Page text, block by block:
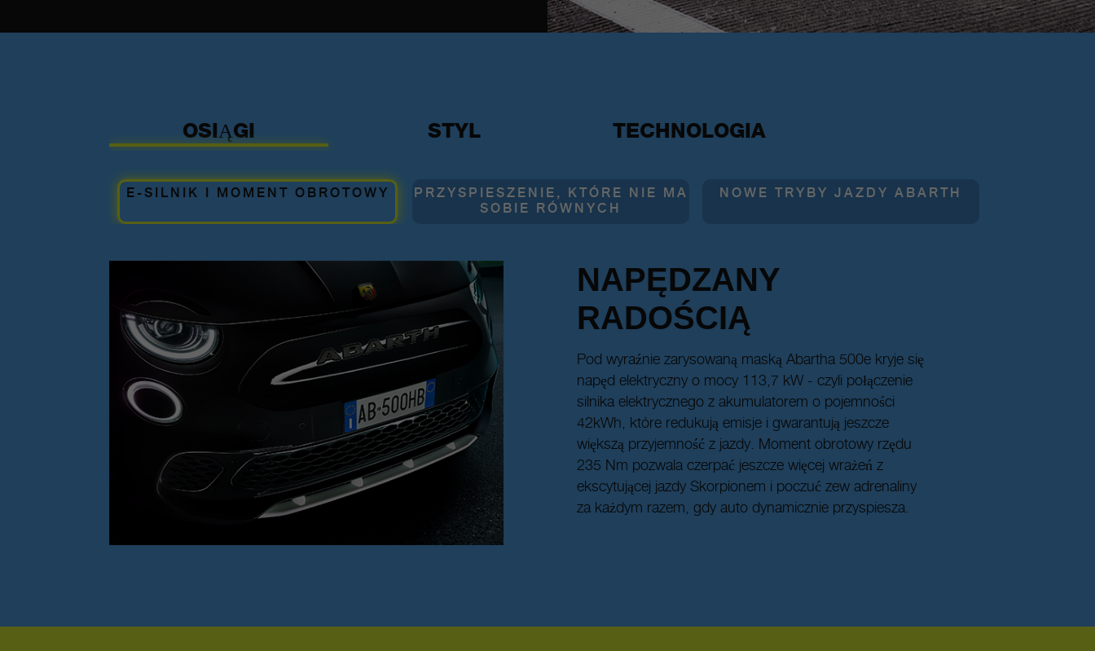
OSIĄGI STYL TECHNOLOGIA
E-SILNIK I MOMENT OBROTOWY
PRZYSPIESZENIE, KTÓRE NIE MA
SOBIE RÓWNYCH
NOWE TRYBY JAZDY ABARTH
NAPĘDZANY
RADOŚCIĄ
Pod wyraźnie zarysowaną maską Abartha 500e kryje się
napęd elektryczny o mocy 113,7 kW - czyli połączenie
silnika elektrycznego z akumulatorem o pojemności
42kWh, które redukują emisje i gwarantują jeszcze
większą przyjemność z jazdy. Moment obrotowy rzędu
235 Nm pozwala czerpać jeszcze więcej wrażeń z
ekscytującej jazdy Skorpionem i poczuć zew adrenaliny
za każdym razem, gdy auto dynamicznie przyspiesza.